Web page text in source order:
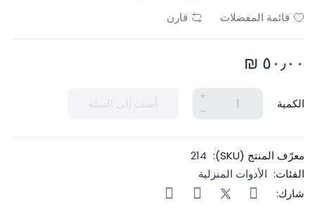
قائمة المفضلات
قارن
٥٠٫٠٠ ₪
الكمية
+
-
أضف إلى السلة
معرّف المنتج (SKU):
214
الفئات: الأدوات المنزلية
شارك: